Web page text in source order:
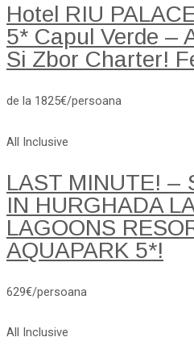
Hotel RIU
5* Capul Verde –
Si Zbor Charter!
de la 1825€/persoana
All Inclusive
LAST MINUTE! –
IN HURGHADA
LAGOONS
AQUAPARK 5*!
629€/persoana
All Inclusive